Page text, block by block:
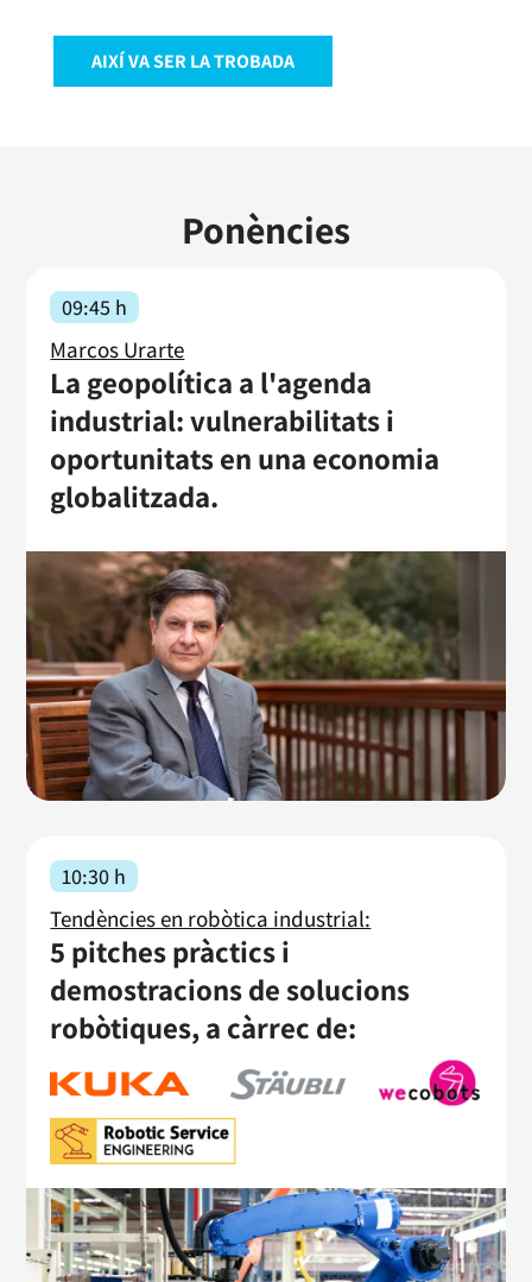
AIXÍ VA SER LA TROBADA
Ponències
09:45 h
Marcos Urarte
La geopolítica a l'agenda
industrial: vulnerabilitats i
oportunitats en una economia
globalitzada.
10:30 h
Tendències en robòtica industrial:
5 pitches pràctics i
demostracions de solucions
robòtiques, a càrrec de: